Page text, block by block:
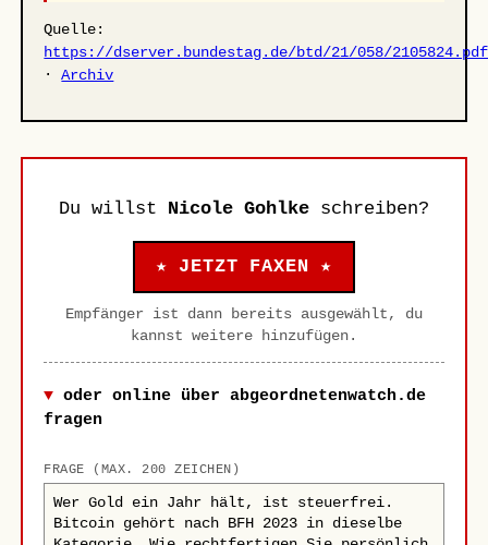
Quelle:
https://dserver.bundestag.de/btd/21/058/2105824.pdf
·Archiv
Du willst Nicole Gohlke schreiben?
★ JETZT FAXEN ★
Empfänger ist dann bereits ausgewählt, du
kannst weitere hinzufügen.
oder online über abgeordnetenwatch.de
fragen
FRAGE (MAX. 200 ZEICHEN)